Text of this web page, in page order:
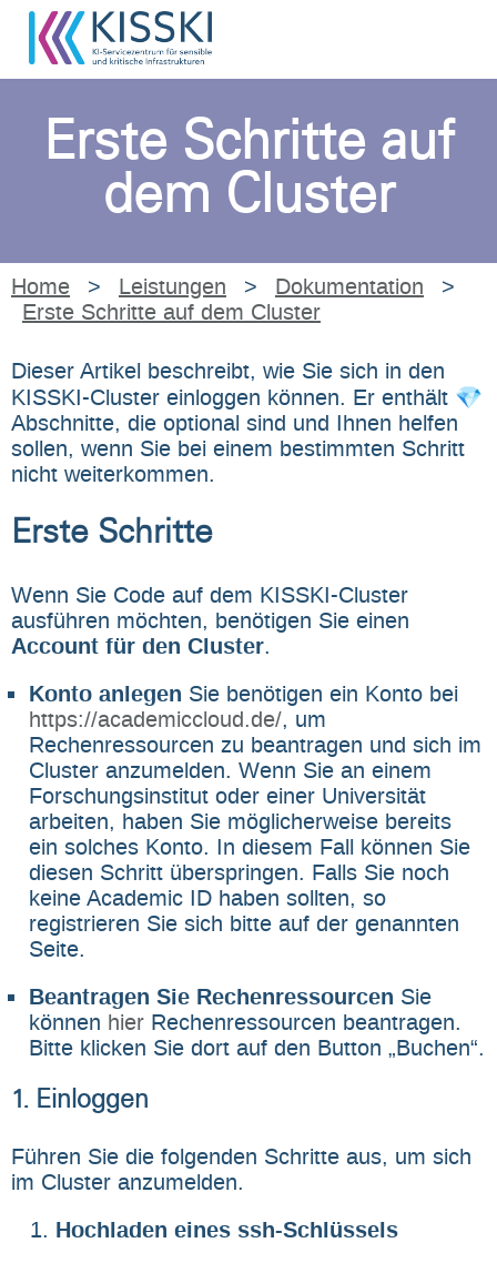
Erste Schritte auf
dem Cluster
Home > Leistungen > Dokumentation
>
Erste Schritte auf dem Cluster
Dieser Artikel beschreibt, wie Sie sich in den
KISSKI-Cluster einloggen können. Er enthält 💎
Abschnitte, die optional sind und Ihnen helfen
sollen, wenn Sie bei einem bestimmten Schritt
nicht weiterkommen.
Erste Schritte
Wenn Sie Code auf dem KISSKI-Cluster
ausführen möchten, benötigen Sie einen
Account für den Cluster.
Konto anlegen Sie benötigen ein Konto bei
https://academiccloud.de/, um
Rechenressourcen zu beantragen und sich im
Cluster anzumelden. Wenn Sie an einem
Forschungsinstitut oder einer Universität
arbeiten, haben Sie möglicherweise bereits
ein solches Konto. In diesem Fall können Sie
diesen Schritt überspringen. Falls Sie noch
keine Academic ID haben sollten, so
registrieren Sie sich bitte auf der genannten
Seite.
Beantragen Sie Rechenressourcen Sie
können hier Rechenressourcen beantragen.
Bitte klicken Sie dort auf den Button „Buchen“.
1. Einloggen
Führen Sie die folgenden Schritte aus, um sich
im Cluster anzumelden.
Hochladen eines ssh-Schlüssels